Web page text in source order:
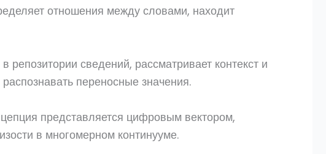
отношения между словами, находит
сведений, рассматривает контекст и
переносные значения.
представляется цифровым вектором,
в многомерном континууме.